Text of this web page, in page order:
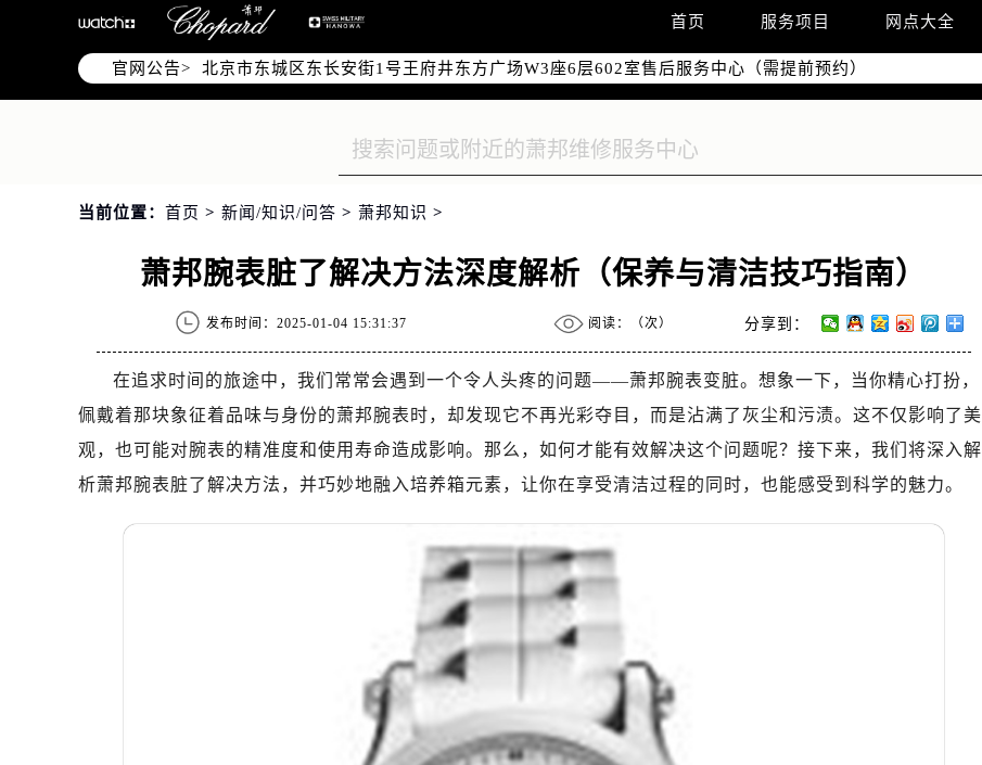
首页 服务项目 网点大全
官网公告>
北京市朝阳区建国门外大街甲6号华熙国际中心写字楼D座11层1102室（需提前预约）
北京市朝阳区建国门外大街甲6号华熙国际中心D座11层1102室售后服务中心（需提前预约）
北京市东城区东长安街1号王府井东方广场W3座6层602室售后服务中心（需提前预约）
节假日正常营业！
当前位置： 首页 > 新闻/知识/问答 > 萧邦知识 >
萧邦腕表脏了解决方法深度解析（保养与清洁技巧指南）
发布时间：2025-01-04 15:31:37 阅读：（次） 分享到：
在追求时间的旅途中，我们常常会遇到一个令人头疼的问题——萧邦腕表变脏。想象一下，当你精心打扮，
佩戴着那块象征着品味与身份的萧邦腕表时，却发现它不再光彩夺目，而是沾满了灰尘和污渍。这不仅影响了美
观，也可能对腕表的精准度和使用寿命造成影响。那么，如何才能有效解决这个问题呢？接下来，我们将深入解
析萧邦腕表脏了解决方法，并巧妙地融入培养箱元素，让你在享受清洁过程的同时，也能感受到科学的魅力。